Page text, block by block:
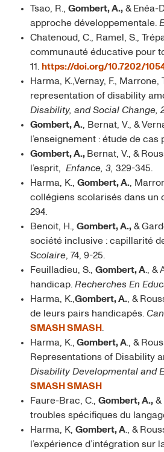
Tsao, R., Gombert, A., & Enéa-
approche développementale.
Chatenoud, C., Ramel, S.,
communauté éducative pour
11. https://doi.org/10.7202/
Harma, K.,Vernay, F., Marrone,
representation of disability
Disability, and Social Change,
Gombert, A., Bernat, V., &
l’enseignement : étude de
Gombert, A., Bernat, V., &
l’esprit,
Enfance, 3, 329-345.
Harma, K., Gombert, A.,
collégiens scolarisés dans un
294.
Benoit, H., Gombert, A., &
société inclusive : capillarité
Scolaire, 74, 9-25.
Feuilladieu, S., Gombert, A., &
handicap. Recherches En
Harma, K.,Gombert, A., &
de leurs pairs handicapés.
SMASH SMASH .
Harma, K., Gombert, A., &
Representations of Disability
Disability Developmental and
SMASH SMASH
Faure-Brac, C., Gombert, A., &
troubles spécifiques du
Harma, K, Gombert, A., &
l’expérience d’intégration